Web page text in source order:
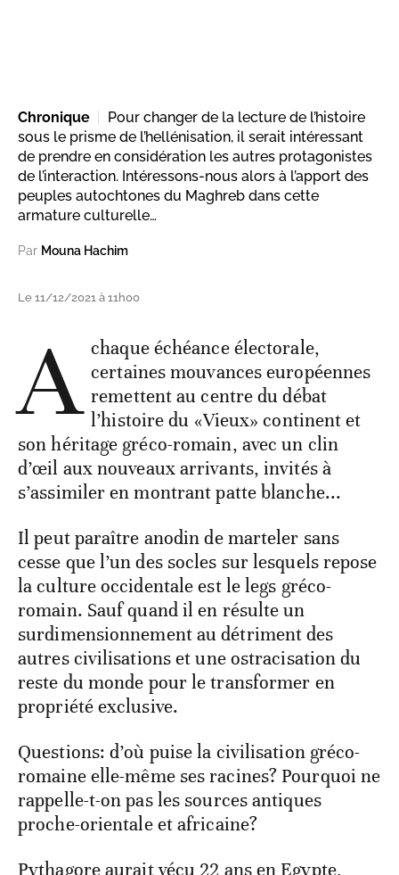
Chronique
Pour changer de la lecture de l’histoire
sous le prisme de l’hellénisation, il serait intéressant
de prendre en considération les autres protagonistes
de l’interaction. Intéressons-nous alors à l’apport des
peuples autochtones du Maghreb dans cette
armature culturelle…
Par Mouna Hachim
Le 11/12/2021 à 11h00
A chaque échéance électorale,
certaines mouvances européennes
remettent au centre du débat
l’histoire du «Vieux» continent et
son héritage gréco-romain, avec un clin
d’œil aux nouveaux arrivants, invités à
s’assimiler en montrant patte blanche...
Il peut paraître anodin de marteler sans
cesse que l’un des socles sur lesquels repose
la culture occidentale est le legs gréco-
romain. Sauf quand il en résulte un
surdimensionnement au détriment des
autres civilisations et une ostracisation du
reste du monde pour le transformer en
propriété exclusive.
Questions: d’où puise la civilisation gréco-
romaine elle-même ses racines? Pourquoi ne
rappelle-t-on pas les sources antiques
proche-orientale et africaine?
Pythagore aurait vécu 22 ans en Egypte,